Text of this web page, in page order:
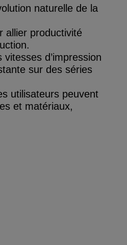
naturelle de la
allier productivité
d’impression
sur des séries
utilisateurs peuvent
et matériaux,